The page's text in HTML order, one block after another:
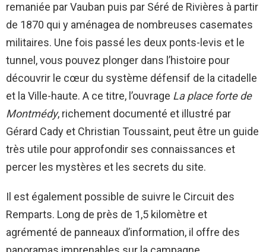
remaniée par Vauban puis par Séré de Rivières à partir
de 1870 qui y aménagea de nombreuses casemates
militaires. Une fois passé les deux ponts-levis et le
tunnel, vous pouvez plonger dans l’histoire pour
découvrir le cœur du système défensif de la citadelle
et la Ville-haute. A ce titre, l’ouvrage La place forte de
Montmédy, richement documenté et illustré par
Gérard Cady et Christian Toussaint, peut être un guide
très utile pour approfondir ses connaissances et
percer les mystères et les secrets du site.
Il est également possible de suivre le Circuit des
Remparts. Long de près de 1,5 kilomètre et
agrémenté de panneaux d’information, il offre des